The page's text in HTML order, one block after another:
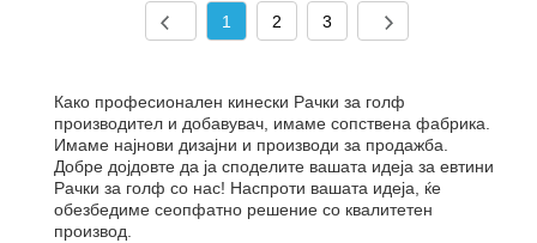
1 2 3
Како професионален кинески Рачки за голф
производител и добавувач, имаме сопствена фабрика.
Имаме најнови дизајни и производи за продажба.
Добре дојдовте да ја споделите вашата идеја за евтини
Рачки за голф со нас! Наспроти вашата идеја, ќе
обезбедиме сеопфатно решение со квалитетен
производ.